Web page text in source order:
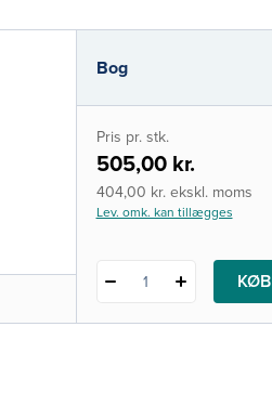
Bog
i-bog
Pris pr. stk.
505,00 kr.
404,00 kr. ekskl. moms
Lev. omk. kan tillægges
1 KØB